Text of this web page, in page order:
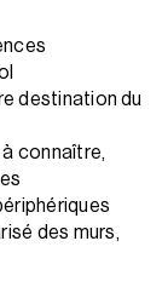
destination du
connaître,
des murs,